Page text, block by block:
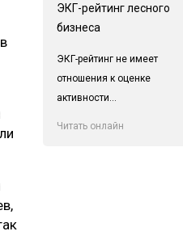
ЭКГ-рейтинг лесного
бизнеса
ЭКГ-рейтинг не имеет
отношения к оценке
активности...
Читать онлайн